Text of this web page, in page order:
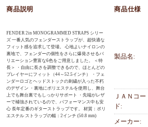
商品説明
FENDER 2in MONOGRAMMED STRAPS シリー
ズ 一番人気のフェンダーストラップが、超快適な
フィット感を追求して登場。 心地よいナイロンの
裏地で、フェンダーの個性をさらに爆発させるバ
リエーション豊富な6色をご用意しました。 ＜特
長＞ ・自由に長さを調整できるので、ほとんどの
プレイヤーにフィット（44～52.5インチ） ・フェ
ンダーロゴとヘッドストックの刺繍が入った不朽
のデザイン ・裏地にポリエステルを使用し、舞台
上でも舞台裏でもしっかりサポート ・先端がレザ
ーで補強されているので、パフォーマンス中も安
心 長年定番のギターストラップです。 材質：ポリ
エステル ストラップの幅：2インチ (50.8 mm)
商品仕様
製品名:
ＪＡＮコー
ド:
メーカー: